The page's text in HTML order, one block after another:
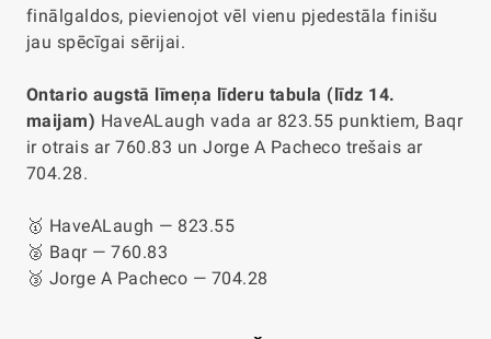
finālgaldos, pievienojot vēl vienu pjedestāla finišu
jau spēcīgai sērijai.
Ontario augstā līmeņa līderu tabula (līdz 14.
maijam) HaveALaugh vada ar 823.55 punktiem, Baqr
ir otrais ar 760.83 un Jorge A Pacheco trešais ar
704.28.
🥇 HaveALaugh — 823.55
🥈 Baqr — 760.83
🥉 Jorge A Pacheco — 704.28